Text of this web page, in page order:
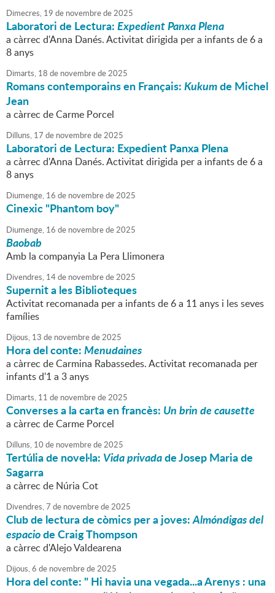
Dimecres, 19 de novembrede2025
Laboratori de Lectura:Expedient Panxa Plena
a càrrec d'Anna Danés. Activitat dirigida per a infants de 6 a
8 anys
Dimarts, 18 de novembrede2025
Romans contemporains en Français:Kukumde Michel
Jean
a càrrec de Carme Porcel
Dilluns, 17 de novembrede2025
Laboratori de Lectura: Expedient Panxa Plena
a càrrec d'Anna Danés. Activitat dirigida per a infants de 6 a
8 anys
Diumenge, 16 de novembrede2025
Cinexic "Phantom boy"
Diumenge, 16 de novembrede2025
Baobab
Amb la companyia La Pera Llimonera
Divendres, 14de novembrede2025
Supernit a les Biblioteques
Activitat recomanada per a infants de 6 a 11 anys i les seves
famílies
Dijous, 13 de novembrede2025
Hora del conte:Menudaines
a càrrec de Carmina Rabassedes. Activitat recomanada per
infants d'1 a 3 anys
Dimarts, 11 de novembrede2025
Converses a la carta en francès: Un brin de causette
a càrrec de Carme Porcel
Dilluns, 10 de novembrede2025
Tertúlia de novel·la: Vida privadade Josep Maria de
Sagarra
a càrrec de Núria Cot
Divendres,7 de novembrede2025
Club de lectura de còmics per a joves:Almóndigas del
espaciode Craig Thompson
a càrrec d'Alejo Valdearena
Dijous,6 de novembrede2025
Hora del conte: " Hi havia una vegada...a Arenys : una